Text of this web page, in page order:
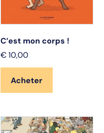
C’est mon corps !
€ 10,00
Acheter